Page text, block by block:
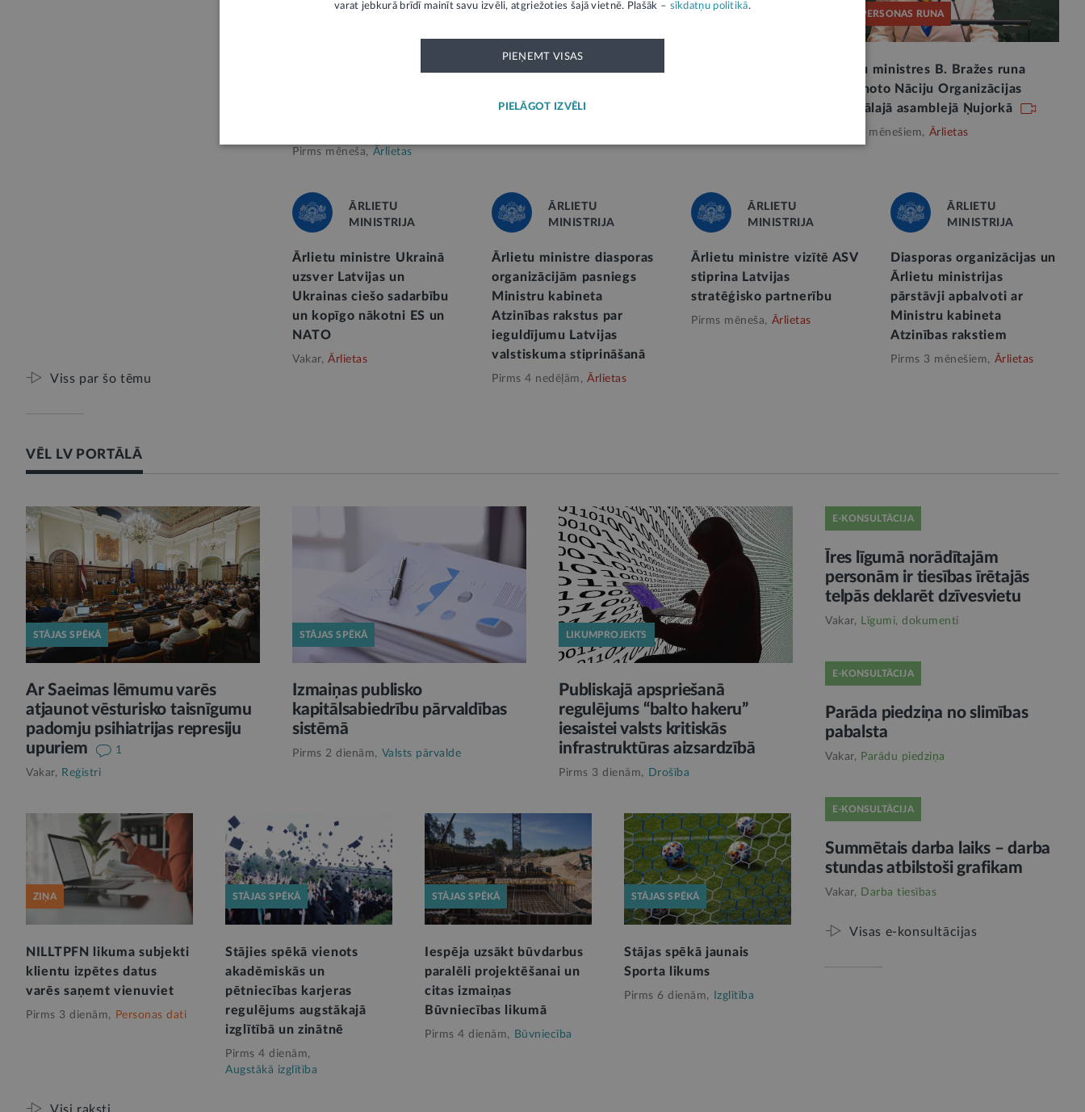
STĀJAS SPĒKĀ
Centrālā statistikas pārvalde
Pirms mēneša, Ārlietas
AMATPERSONAS RUNA
Ārlietu ministres B. Bražes runa
Drošības padomē
AMATPERSONAS RUNA
Ārlietu ministres B. Bražes runa
Apvienoto Nāciju Organizācijas
Ģenerālajā asamblejā Ņujorkā
Pirms 5 mēnešiem, Ārlietas
ĀRLIETU
MINISTRIJA
Ārlietu ministre Ukrainā
uzsver Latvijas un
Ukrainas ciešo sadarbību
un kopīgo nākotni ES un
NATO
Vakar, Ārlietas
ĀRLIETU
MINISTRIJA
Ārlietu ministre diasporas
organizācijām pasniegs
Ministru kabineta
Atzinības rakstus par
ieguldījumu Latvijas
valstiskuma stiprināšanā
Pirms 4 nedēļām, Ārlietas
ĀRLIETU
MINISTRIJA
Ārlietu ministre vizītē ASV
stiprina Latvijas
stratēģisko partnerību
Pirms mēneša, Ārlietas
ĀRLIETU
MINISTRIJA
Diasporas organizācijas un
Ārlietu ministrijas
pārstāvji apbalvoti ar
Ministru kabineta
Atzinības rakstiem
Pirms 3 mēnešiem, Ārlietas
Viss par šo tēmu
VĒL LV PORTĀLĀ
STĀJAS SPĒKĀ
Ar Saeimas lēmumu varēs
atjaunot vēsturisko taisnīgumu
padomju psihiatrijas represiju
upuriem
1
Vakar, Reģistri
STĀJAS SPĒKĀ
Izmaiņas publisko
kapitālsabiedrību pārvaldības
sistēmā
Pirms 2 dienām, Valsts pārvalde
LIKUMPROJEKTS
Publiskajā apspriešanā
regulējums “balto hakeru”
iesaistei valsts kritiskās
infrastruktūras aizsardzībā
Pirms 3 dienām, Drošība
ZIŅA
NILLTPFN likuma subjekti
klientu izpētes datus
varēs saņemt vienuviet
Pirms 3 dienām, Personas dati
STĀJAS SPĒKĀ
Stājies spēkā vienots
akadēmiskās un
pētniecības karjeras
regulējums augstākajā
izglītībā un zinātnē
Pirms 4 dienām,
Augstākā izglītība
STĀJAS SPĒKĀ
Iespēja uzsākt būvdarbus
paralēli projektēšanai un
citas izmaiņas
Būvniecības likumā
Pirms 4 dienām, Būvniecība
STĀJAS SPĒKĀ
Stājas spēkā jaunais
Sporta likums
Pirms 6 dienām, Izglītība
Visi raksti
E-KONSULTĀCIJA
Īres līgumā norādītajām
personām ir tiesības īrētajās
telpās deklarēt dzīvesvietu
Vakar, Līgumi, dokumenti
E-KONSULTĀCIJA
Parāda piedziņa no slimības
pabalsta
Vakar, Parādu piedziņa
E-KONSULTĀCIJA
Summētais darba laiks – darba
stundas atbilstoši grafikam
Vakar, Darba tiesības
Visas e-konsultācijas
varat jebkurā brīdī mainīt savu izvēli, atgriežoties šajā vietnē. Plašāk – sīkdatņu politikā.
PIEŅEMT VISAS
PIELĀGOT IZVĒLI